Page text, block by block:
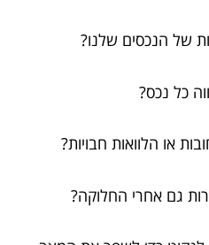
של הנכסים שלנו?
כל נכס?
או הלוואות חבויות?
גם אחרי החלוקה?